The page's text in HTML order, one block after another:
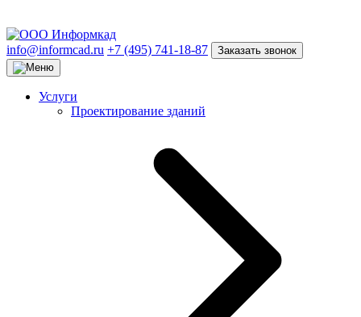
info@informcad.ru +7 (495) 741-18-87 Заказать звонок
Услуги
Проектирование зданий